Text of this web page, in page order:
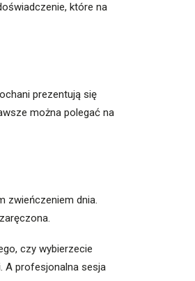
które na
prezentują się
można polegać na
zwieńczeniem dnia.
czy wybierzecie
A profesjonalna sesja